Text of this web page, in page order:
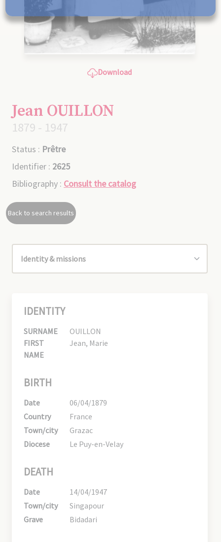
Download
Jean OUILLON
1879 - 1947
Status : Prêtre
Identifier : 2625
Bibliography : Consult the catalog
Back to search results
IDENTITY
SURNAME
OUILLON
FIRST
NAME
Jean, Marie
BIRTH
Date
06/04/1879
Country
France
Town/city
Grazac
Diocese
Le Puy-en-Velay
DEATH
Date
14/04/1947
Town/city
Singapour
Grave
Bidadari